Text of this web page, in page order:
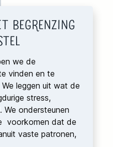
Begrenzing
we de
vinden en te
leggen uit wat de
stress,
We ondersteunen
voorkomen dat de
vaste patronen,